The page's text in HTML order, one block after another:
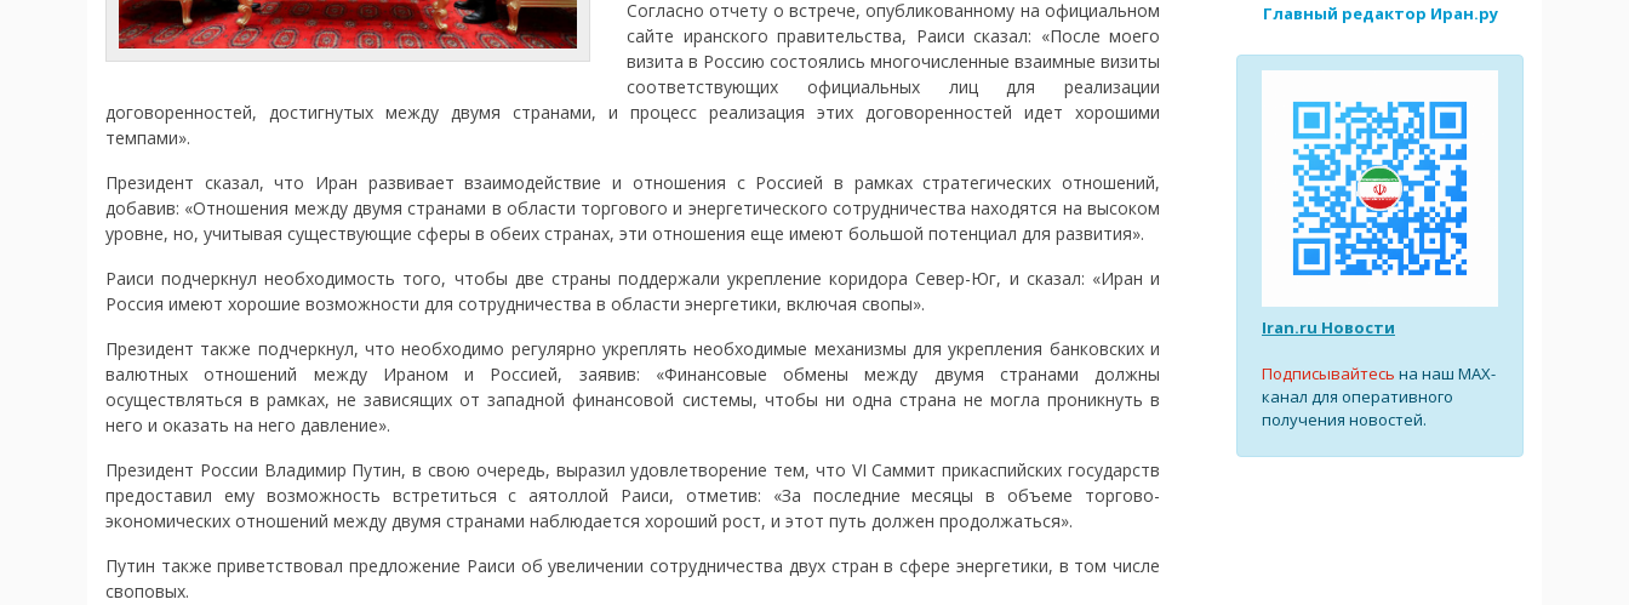
Согласно отчету о встрече, опубликованному на официальном
сайте иранского правительства, Раиси сказал: «После моего
визита в Россию состоялись многочисленные взаимные визиты
соответствующих официальных лиц для реализации
договоренностей, достигнутых между двумя странами, и процесс реализация этих договоренностей идет хорошими
темпами».
Президент сказал, что Иран развивает взаимодействие и отношения с Россией в рамках стратегических отношений,
добавив: «Отношения между двумя странами в области торгового и энергетического сотрудничества находятся на высоком
уровне, но, учитывая существующие сферы в обеих странах, эти отношения еще имеют большой потенциал для развития».
Раиси подчеркнул необходимость того, чтобы две страны поддержали укрепление коридора Север-Юг, и сказал: «Иран и
Россия имеют хорошие возможности для сотрудничества в области энергетики, включая свопы».
Президент также подчеркнул, что необходимо регулярно укреплять необходимые механизмы для укрепления банковских и
валютных отношений между Ираном и Россией, заявив: «Финансовые обмены между двумя странами должны
осуществляться в рамках, не зависящих от западной финансовой системы, чтобы ни одна страна не могла проникнуть в
него и оказать на него давление».
Президент России Владимир Путин, в свою очередь, выразил удовлетворение тем, что VI Саммит прикаспийских государств
предоставил ему возможность встретиться с аятоллой Раиси, отметив: «За последние месяцы в объеме торгово-
экономических отношений между двумя странами наблюдается хороший рост, и этот путь должен продолжаться».
Путин также приветствовал предложение Раиси об увеличении сотрудничества двух стран в сфере энергетики, в том числе
своповых.
Главный редактор Иран.ру
Iran.ru Новости
Подписывайтесь на наш MAX-
канал для оперативного
получения новостей.